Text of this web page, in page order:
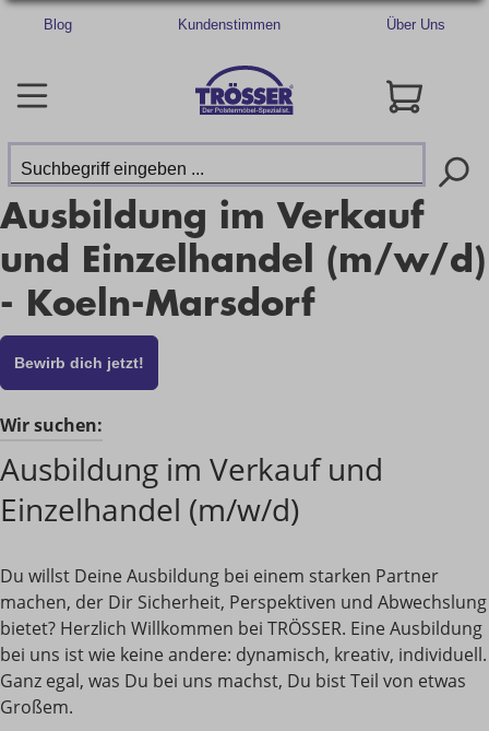
Blog Kundenstimmen Über Uns
Ausbildung im Verkauf
und Einzelhandel (m/w/d)
- Koeln-Marsdorf
Bewirb dich jetzt!
Wir suchen:
Ausbildung im Verkauf und
Einzelhandel (m/w/d)
Du willst Deine Ausbildung bei einem starken Partner
machen, der Dir Sicherheit, Perspektiven und Abwechslung
bietet? Herzlich Willkommen bei TRÖSSER. Eine Ausbildung
bei uns ist wie keine andere: dynamisch, kreativ, individuell.
Ganz egal, was Du bei uns machst, Du bist Teil von etwas
Großem.